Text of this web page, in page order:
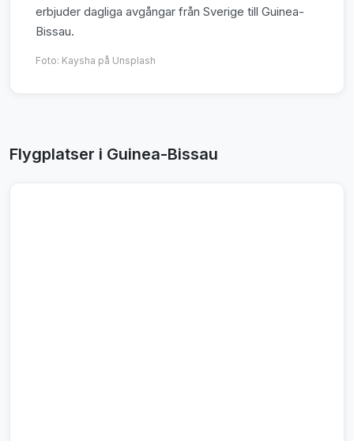
erbjuder dagliga avgångar från Sverige till Guinea-
Bissau.
Foto: Kaysha på Unsplash
Flygplatser i Guinea-Bissau